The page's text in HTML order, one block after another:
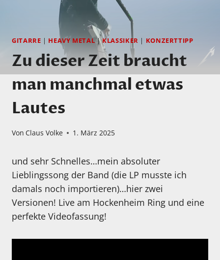
GITARRE | HEAVY METAL|KLASSIKER | KONZERTTIPP
Zu dieser Zeit braucht
man manchmal etwas
Lautes
Von Claus Volke 1. März 2025
und sehr Schnelles…mein absoluter
Lieblingssong der Band (die LP musste ich
damals noch importieren)…hier zwei
Versionen! Live am Hockenheim Ring und eine
perfekte Videofassung!